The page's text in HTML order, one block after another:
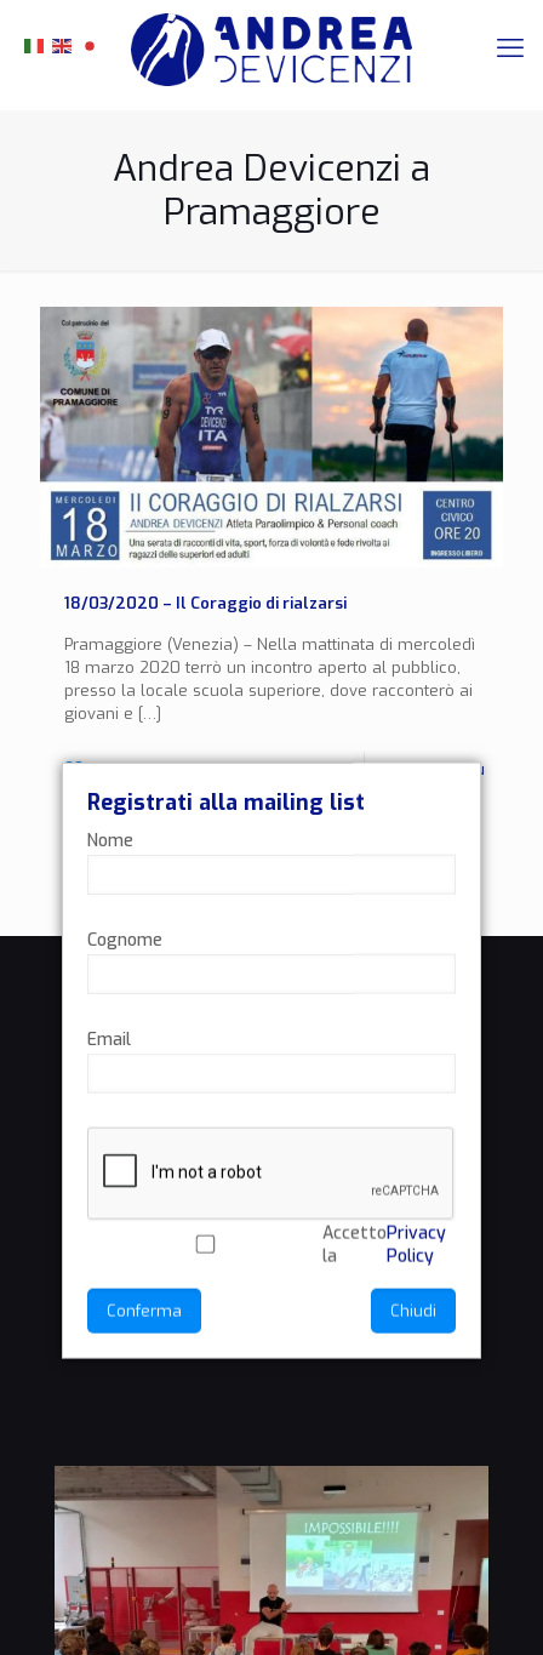
Andrea Devicenzi a
Pramaggiore
18/03/2020 – Il Coraggio di rialzarsi
Pramaggiore (Venezia) – Nella mattinata di mercoledì
18 marzo 2020 terrò un incontro aperto al pubblico,
presso la locale scuola superiore, dove racconterò ai
giovani e […]
0 Leggi di più
Registrati alla mailing list
Nome
Cognome
Email
Accetto
la
Privacy
Policy
Conferma Chiudi